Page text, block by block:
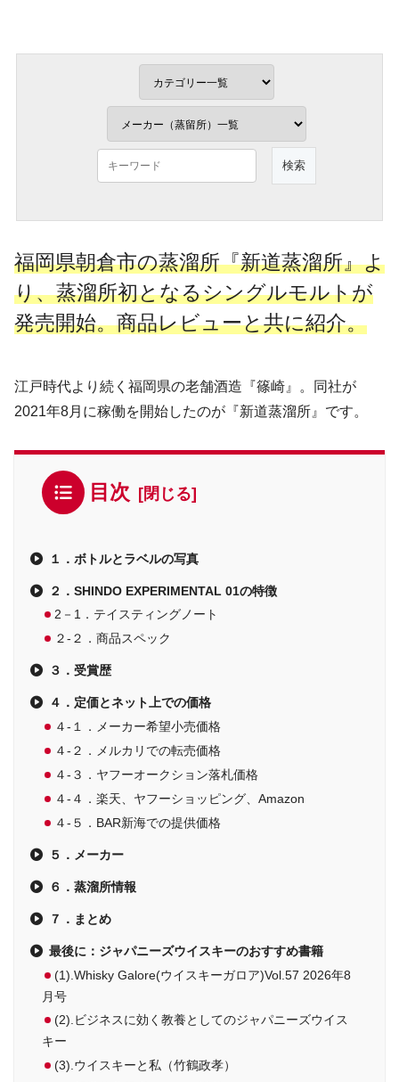
福岡県朝倉市の蒸溜所『新道蒸溜所』よ
り、蒸溜所初となるシングルモルトが
発売開始。商品レビューと共に紹介。
江戸時代より続く福岡県の老舗酒造『篠崎』。同社が
2021年8月に稼働を開始したのが『新道蒸溜所』です。
目次
１．ボトルとラベルの写真
２．SHINDO EXPERIMENTAL 01の特徴
2－1．テイスティングノート
２-２．商品スペック
３．受賞歴
４．定価とネット上での価格
４-１．メーカー希望小売価格
４-２．メルカリでの転売価格
４-３．ヤフーオークション落札価格
４-４．楽天、ヤフーショッピング、Amazon
４-５．BAR新海での提供価格
５．メーカー
６．蒸溜所情報
７．まとめ
最後に：ジャパニーズウイスキーのおすすめ書籍
(1).Whisky Galore(ウイスキーガロア)Vol.57 2026年8
月号
(2).ビジネスに効く教養としてのジャパニーズウイス
キー
(3).ウイスキーと私（竹鶴政孝）